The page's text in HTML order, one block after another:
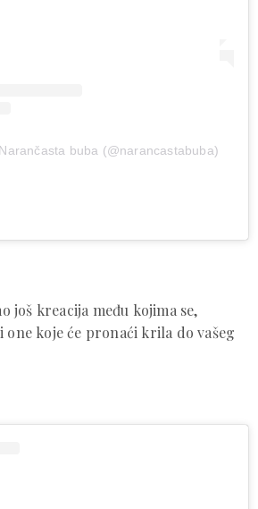
buba (@narancastabuba)
još kreacija među kojima se,
one koje će pronaći krila do vašeg